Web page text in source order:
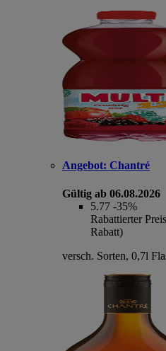
Angebot: Chantré
Gültig ab 06.08.2026
5.77 -35%
Rabattierter
Rabatt)
versch. Sorten, 0,7l